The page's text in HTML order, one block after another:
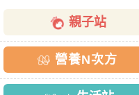
親子站
營養N次方